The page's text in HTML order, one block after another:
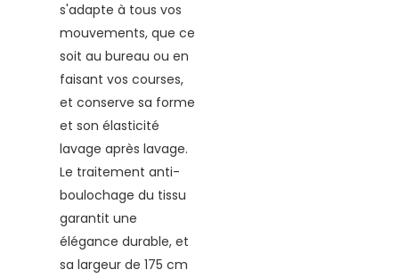
s'adapte à tous vos
mouvements, que ce
soit au bureau ou en
faisant vos courses,
et conserve sa forme
et son élasticité
lavage après lavage.
Le traitement anti-
boulochage du tissu
garantit une
élégance durable, et
sa largeur de 175 cm